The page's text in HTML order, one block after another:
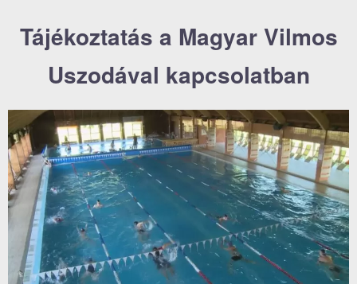
Tájékoztatás a Magyar Vilmos
Uszodával kapcsolatban